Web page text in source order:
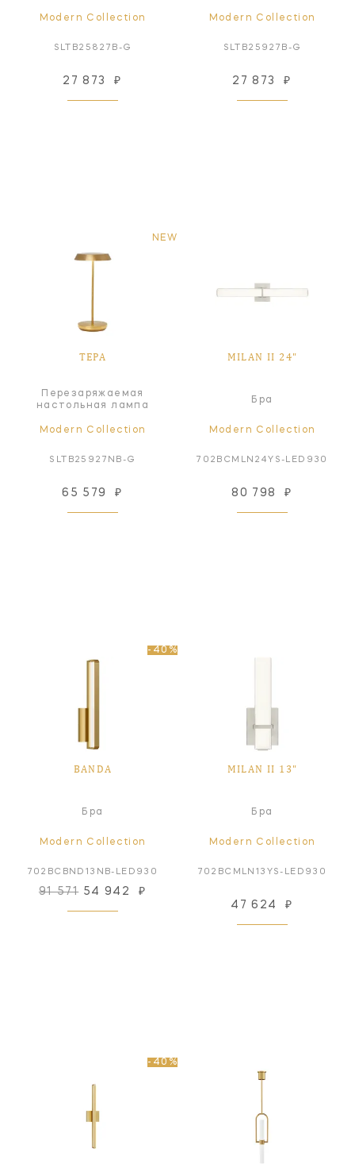
Modern Collection
SLTB25827B-G
27 873 ₽
Modern Collection
SLTB25927B-G
27 873 ₽
NEW
TEPA
Перезаряжаемая
настольная лампа
Modern Collection
SLTB25927NB-G
65 579 ₽
MILAN II 24"
Бра
Modern Collection
702BCMLN24YS-LED930
80 798 ₽
-40%
BANDA
Бра
Modern Collection
702BCBND13NB-LED930
91 57154 942 ₽
MILAN II 13"
Бра
Modern Collection
702BCMLN13YS-LED930
47 624 ₽
-40%